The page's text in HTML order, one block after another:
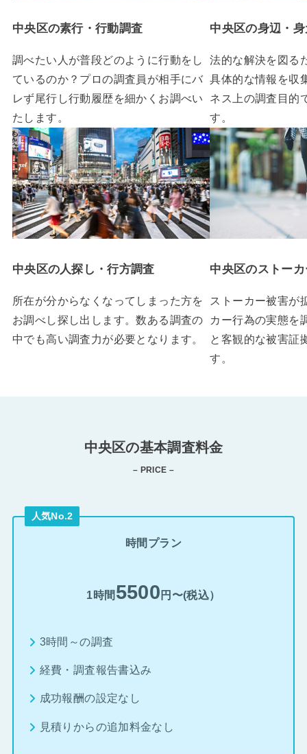
中央区の素行・行動調査
調べたい人が普段どのように行動をし
ているのか？プロの調査員が相手にバ
レず尾行し行動履歴を細かくお調べい
たします。
中央区の身辺・
法的な解決を図る
具体的な情報を収
ネス上の調査目的
す。
中央区の人探し・行方調査
所在が分からなくなってしまった方を
お調べし探し出します。数ある調査の
中でも高い調査力が必要となります。
中央区のストー
ストーカー被害が
カー行為の実態を
と客観的な被害証
す。
中央区の基本調査料金
– PRICE –
人気No.2
時間プラン
1時間 5500 円〜(税込）
3時間～の調査
経費・調査報告書込み
成功報酬の設定なし
見積りからの追加料金なし